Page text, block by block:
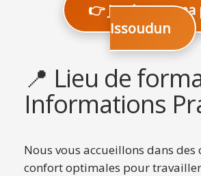
👉 Je réserve ma
Issoudun
📍 Lieu de
Informations
Nous vous accueillons dans des
confort optimales pour